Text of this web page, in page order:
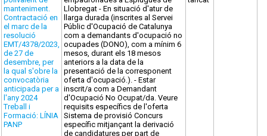
manteniment.
Contractació en
el marc de la
resolució
EMT/4378/2023,
de 27 de
desembre, per
la qual s'obre la
convocatòria
anticipada per a
l'any 2024
Treball i
Formació: LÍNIA
PANP
Llobregat - En situació d'atur de
llarga durada (inscrites al Servei
Públic d'Ocupació de Catalunya
com a demandants d'ocupació no
ocupades (DONO), com a mínim 6
mesos, durant els 18 mesos
anteriors a la data de la
presentació de la corresponent
oferta d'ocupació.). - Estar
inscrit/a com a Demandant
d'Ocupació No Ocupat/da. Veure
requisits específics de l'oferta
Sistema de provisió Concurs
específic mitjançant la derivació
de candidatures per part de